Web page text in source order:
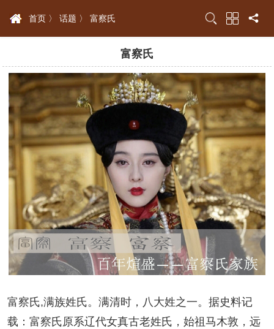
首页 〉 话题 〉 富察氏
富察氏
富察氏,满族姓氏。满清时，八大姓之一。据史料记
载：富察氏原系辽代女真古老姓氏，始祖马木敦，远